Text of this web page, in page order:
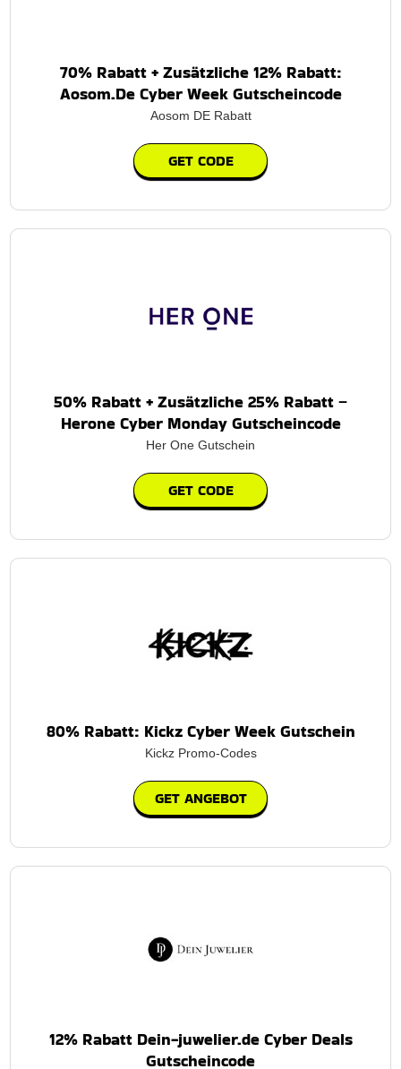
70% Rabatt + Zusätzliche 12% Rabatt:
Aosom.De Cyber Week Gutscheincode
Aosom DE Rabatt
GET CODE
50% Rabatt + Zusätzliche 25% Rabatt –
Herone Cyber Monday Gutscheincode
Her One Gutschein
GET CODE
80% Rabatt: Kickz Cyber Week Gutschein
Kickz Promo-Codes
GET ANGEBOT
12% Rabatt Dein-juwelier.de Cyber ​​Deals
Gutscheincode